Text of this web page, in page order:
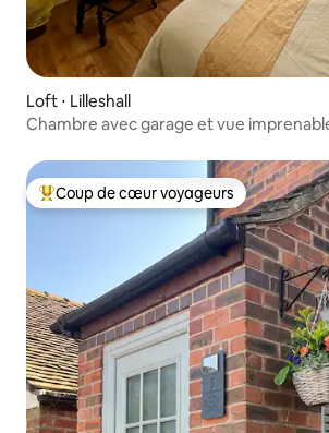
Loft ⋅ Lilleshall
Chambre avec garage et vue
Coups de cœur voyageurs les plus
Coup de cœur voyageurs